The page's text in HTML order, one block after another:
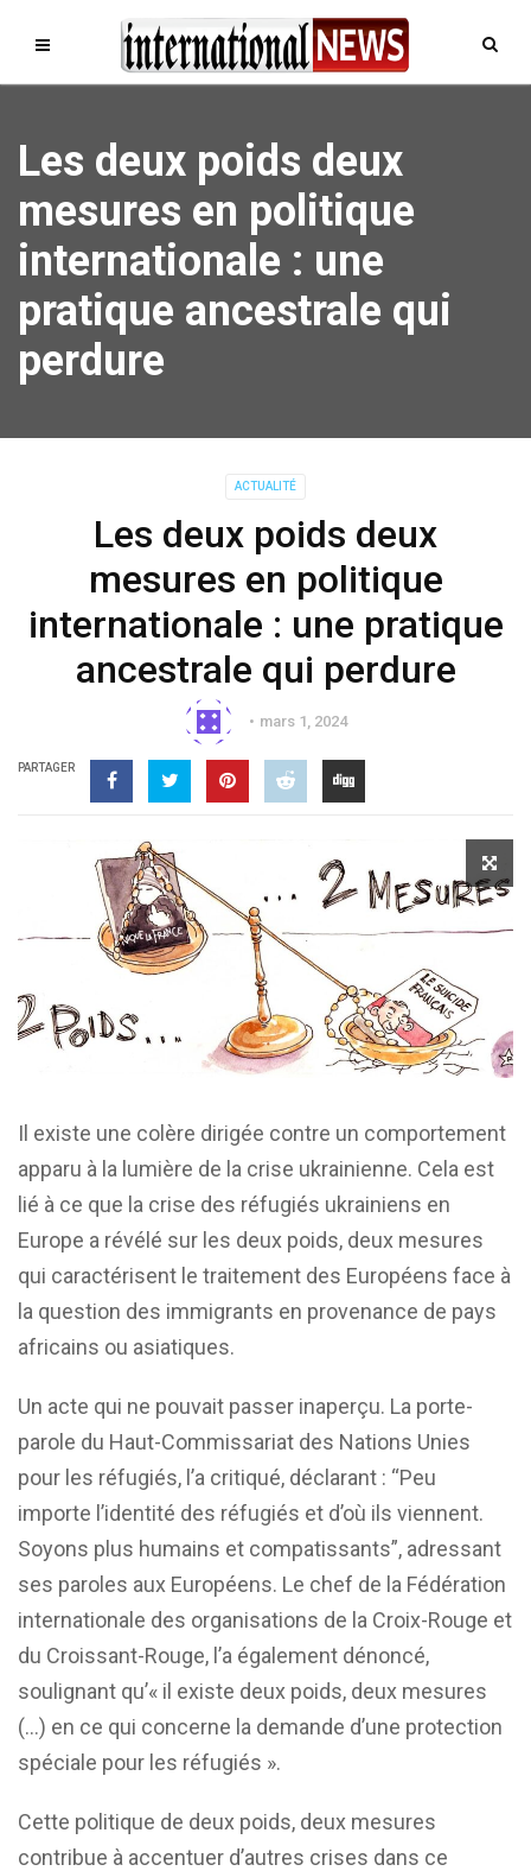
Les deux poids deux
mesures en politique
internationale : une
pratique ancestrale qui
perdure
ACTUALITÉ
Les deux poids deux
mesures en politique
internationale : une pratique
ancestrale qui perdure
mars 1, 2024
PARTAGER
Il existe une colère dirigée contre un comportement
apparu à la lumière de la crise ukrainienne. Cela est
lié à ce que la crise des réfugiés ukrainiens en
Europe a révélé sur les deux poids, deux mesures
qui caractérisent le traitement des Européens face à
la question des immigrants en provenance de pays
africains ou asiatiques.
Un acte qui ne pouvait passer inaperçu. La porte-
parole du Haut-Commissariat des Nations Unies
pour les réfugiés, l’a critiqué, déclarant : “Peu
importe l’identité des réfugiés et d’où ils viennent.
Soyons plus humains et compatissants”, adressant
ses paroles aux Européens. Le chef de la Fédération
internationale des organisations de la Croix-Rouge et
du Croissant-Rouge, l’a également dénoncé,
soulignant qu’« il existe deux poids, deux mesures
(…) en ce qui concerne la demande d’une protection
spéciale pour les réfugiés ».
Cette politique de deux poids, deux mesures
contribue à accentuer d’autres crises dans ce